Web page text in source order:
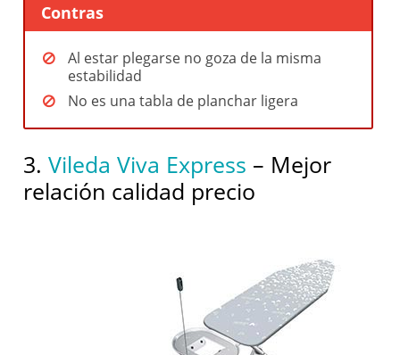
Contras
Al estar plegarse no goza de la misma
estabilidad
No es una tabla de planchar ligera
3.Vileda Viva Express – Mejor
relación calidad precio